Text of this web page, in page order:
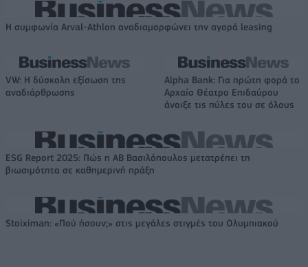
Η συμφωνία Arval-Athlon αναδιαμορφώνει την αγορά leasing
VW: Η δύσκολη εξίσωση της
αναδιάρθρωσης
Alpha Bank: Για πρώτη φορά το
Αρχαίο Θέατρο Επιδαύρου
άνοιξε τις πύλες του σε όλους
ESG Report 2025: Πώς η ΑΒ Βασιλόπουλος μετατρέπει τη
βιωσιμότητα σε καθημερινή πράξη
Stoiximan: «Πού ήσουν;» στις μεγάλες στιγμές του Ολυμπιακού